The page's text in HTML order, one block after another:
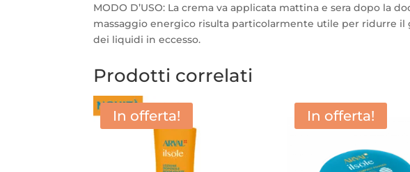
MODO D’USO: La crema va applicata mattina e sera dopo la
massaggio energico risulta particolarmente utile per ridurre il
dei liquidi in eccesso.
Prodotti correlati
In offerta! In offerta!